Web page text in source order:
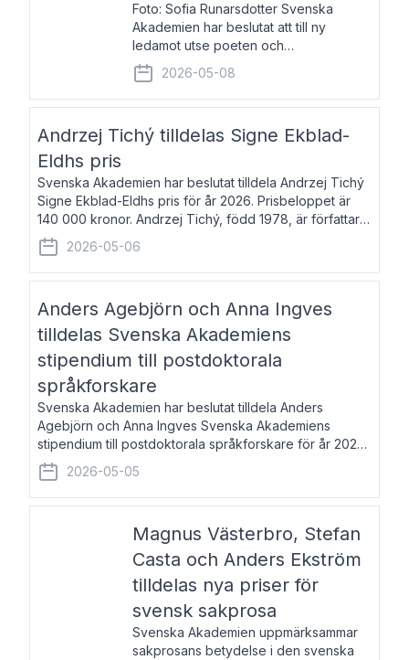
Foto: Sofia Runarsdotter Svenska
Akademien har beslutat att till ny
ledamot utse poeten och
litteraturkritikern Anna Hallberg. Hon
efterträder poeten Tua Forsström på
stol 18 och kommer att ta sitt inträde vid
2026-05-08
Andrzej Tichý tilldelas Signe Ekblad-
Eldhs pris
Svenska Akademien har beslutat tilldela Andrzej Tichý
Signe Ekblad-Eldhs pris för år 2026. Prisbeloppet är
140 000 kronor. Andrzej Tichý, född 1978, är författare
och kulturskribent. Han debuterade 2005 med den
lovordade romanen Sex liter l
2026-05-06
Anders Agebjörn och Anna Ingves
tilldelas Svenska Akademiens
stipendium till postdoktorala
språkforskare
Svenska Akademien har beslutat tilldela Anders
Agebjörn och Anna Ingves Svenska Akademiens
stipendium till postdoktorala språkforskare för år 2026.
Stipendiebeloppet är 75 000 kronor per mottagare.
Anders Agebjörn, född 1984, är universitet
2026-05-05
Magnus Västerbro, Stefan
Casta och Anders Ekström
tilldelas nya priser för
svensk sakprosa
Svenska Akademien uppmärksammar
sakprosans betydelse i den svenska